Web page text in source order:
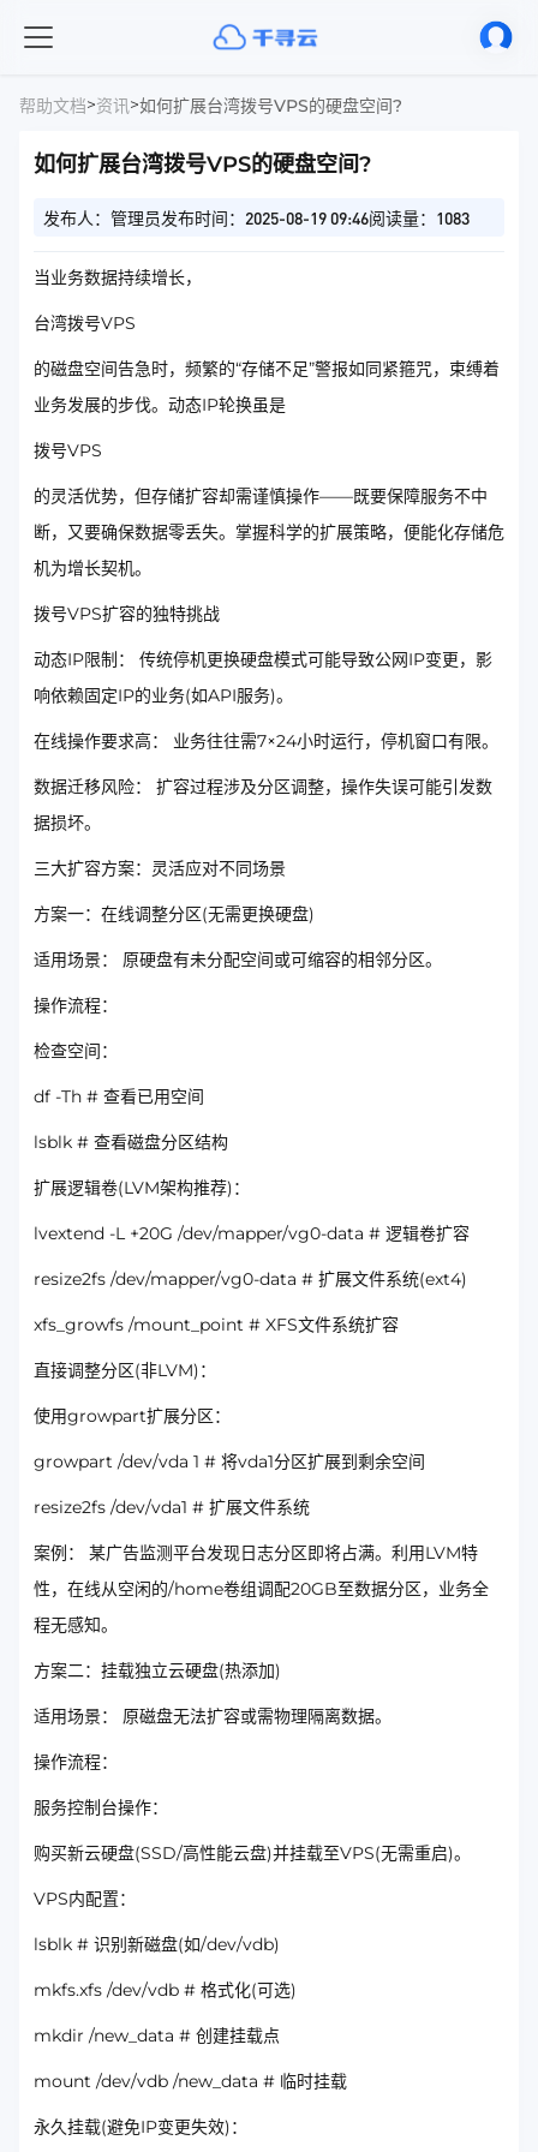
帮助文档>资讯>如何扩展台湾拨号VPS的硬盘空间?
如何扩展台湾拨号VPS的硬盘空间?
发布人：管理员发布时间：2025-08-19 09:46阅读量：1083
当业务数据持续增长，
台湾拨号VPS
的磁盘空间告急时，频繁的“存储不足”警报如同紧箍咒，束缚着
业务发展的步伐。动态IP轮换虽是
拨号VPS
的灵活优势，但存储扩容却需谨慎操作——既要保障服务不中
断，又要确保数据零丢失。掌握科学的扩展策略，便能化存储危
机为增长契机。
拨号VPS扩容的独特挑战
动态IP限制： 传统停机更换硬盘模式可能导致公网IP变更，影
响依赖固定IP的业务(如API服务)。
在线操作要求高： 业务往往需7×24小时运行，停机窗口有限。
数据迁移风险： 扩容过程涉及分区调整，操作失误可能引发数
据损坏。
三大扩容方案：灵活应对不同场景
方案一：在线调整分区(无需更换硬盘)
适用场景： 原硬盘有未分配空间或可缩容的相邻分区。
操作流程：
检查空间：
df -Th # 查看已用空间
lsblk # 查看磁盘分区结构
扩展逻辑卷(LVM架构推荐)：
lvextend -L +20G /dev/mapper/vg0-data # 逻辑卷扩容
resize2fs /dev/mapper/vg0-data # 扩展文件系统(ext4)
xfs_growfs /mount_point # XFS文件系统扩容
直接调整分区(非LVM)：
使用growpart扩展分区：
growpart /dev/vda 1 # 将vda1分区扩展到剩余空间
resize2fs /dev/vda1 # 扩展文件系统
案例： 某广告监测平台发现日志分区即将占满。利用LVM特
性，在线从空闲的/home卷组调配20GB至数据分区，业务全
程无感知。
方案二：挂载独立云硬盘(热添加)
适用场景： 原磁盘无法扩容或需物理隔离数据。
操作流程：
服务控制台操作：
购买新云硬盘(SSD/高性能云盘)并挂载至VPS(无需重启)。
VPS内配置：
lsblk # 识别新磁盘(如/dev/vdb)
mkfs.xfs /dev/vdb # 格式化(可选)
mkdir /new_data # 创建挂载点
mount /dev/vdb /new_data # 临时挂载
永久挂载(避免IP变更失效)：